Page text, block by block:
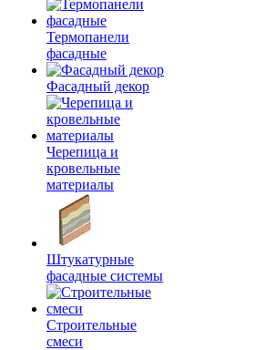
Термопанели
фасадные
Фасадный декор
Черепица и
кровельные
материалы
Штукатурные
фасадные системы
Строительные
смеси